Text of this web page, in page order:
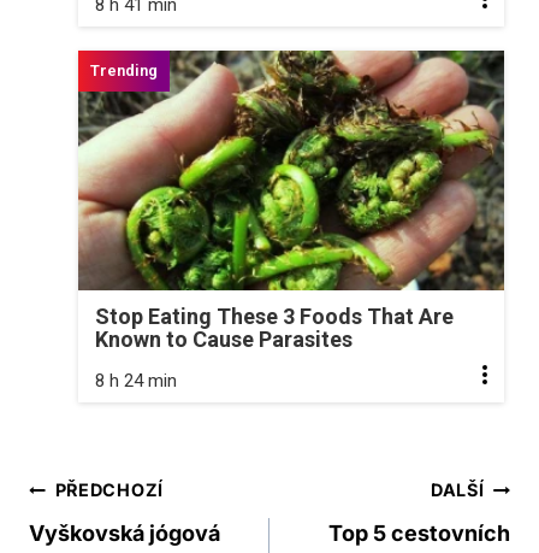
8 h 41 min
Stop Eating These 3 Foods That Are
Known to Cause Parasites
8 h 24 min
Navigace
Pro
PŘEDCHOZÍ
Vyškovská jógová
DALŠÍ
Top 5 cestovních